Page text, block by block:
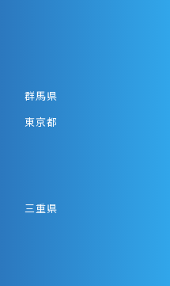
群馬県
東京都
三重県